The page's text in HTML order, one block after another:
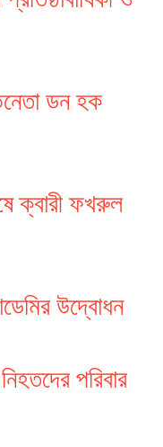
ডন হক
ক্বারী ফখরুল
উদ্বোধন
পরিবার